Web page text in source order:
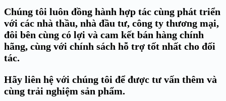
Chúng tôi luôn đồng hành hợp tác cùng phát triển
với các nhà thầu, nhà đầu tư, công ty thương mại,
đôi bên cùng có lợi và cam kết bán hàng chính
hãng, cùng với chính sách hỗ trợ tốt nhất cho đối
tác.
Hãy liên hệ với chúng tôi để được tư vấn thêm và
cùng trải nghiệm sản phẩm.